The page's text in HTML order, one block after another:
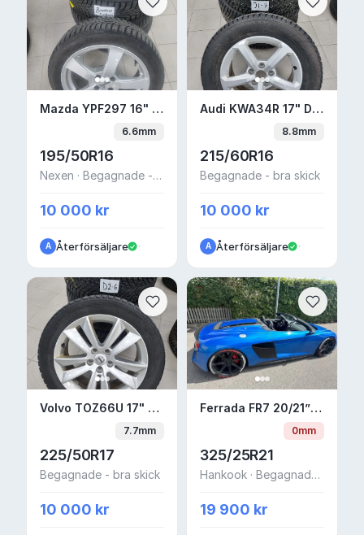
Mazda YPF297 16" friktion Bredvid datorn.
Mazda YPF297 16" friktion Bredvid datorn.
6.6mm
195/50R16
Nexen · Begagnade - bra skick
10 000 kr
A Återförsäljare ·
Audi KWA34R 17"
Audi KWA34R 17" DUBB. J1-7
8.8mm
215/60R16
Begagnade - bra skick
10 000 kr
A Återförsäljare ·
Volvo TOZ66U 17" friktion D2-6
Volvo TOZ66U 17" friktion D2-6
7.7mm
225/50R17
Begagnade - bra skick
10 000 kr
Ferrada FR7 20/21”
Ferrada FR7 20/21” med däck – Audi R8 Gen 2 facelift – TPMS
0mm
325/25R21
Hankook · Begagnade - bra skick
19 900 kr